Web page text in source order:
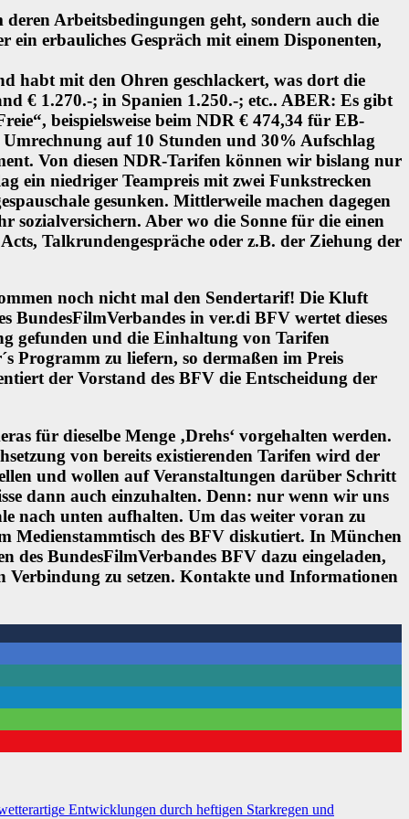
Arbeitsbedingungen geht, sondern auch die
erbauliches Gespräch mit einem Disponenten,
habt mit den Ohren geschlackert, was dort die
€ 1.270.-; in Spanien 1.250.-; etc.. ABER: Es gibt
beispielsweise beim NDR € 474,34 für EB-
auf 10 Stunden und 30% Aufschlag
Von diesen NDR-Tarifen können wir bislang nur
ein niedriger Teampreis mit zwei Funkstrecken
gesunken. Mittlerweile machen dagegen
sozialversichern. Aber wo die Sonne für die einen
Talkrundengespräche oder z.B. der Ziehung der
noch nicht mal den Sendertarif! Die Kluft
in ver.di BFV wertet dieses
gefunden und die Einhaltung von Tarifen
Programm zu liefern, so dermaßen im Preis
der Vorstand des BFV die Entscheidung der
für dieselbe Menge ‚Drehs‘ vorgehalten werden.
von bereits existierenden Tarifen wird der
und wollen auf Veranstaltungen darüber Schritt
dann auch einzuhalten. Denn: nur wenn wir uns
nach unten aufhalten. Um das weiter voran zu
Medienstammtisch des BFV diskutiert. In München
des BundesFilmVerbandes BFV dazu eingeladen,
zu setzen. Kontakte und Informationen
Entwicklungen durch heftigen Starkregen und